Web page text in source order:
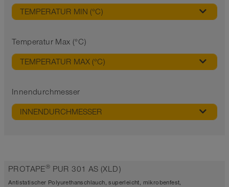
TEMPERATUR MIN (°C)
Temperatur Max (°C)
TEMPERATUR MAX (°C)
Innendurchmesser
INNENDURCHMESSER
PROTAPE® PUR 301 AS (XLD)
Antistatischer Polyurethanschlauch, superleicht, mikrobenfest,